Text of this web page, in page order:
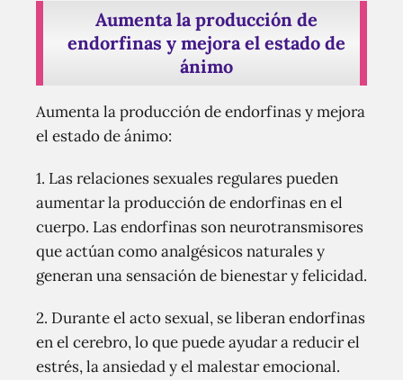
Aumenta la producción de
endorfinas y mejora el estado de
ánimo
Aumenta la producción de endorfinas y mejora
el estado de ánimo:
1. Las relaciones sexuales regulares pueden
aumentar la producción de endorfinas en el
cuerpo. Las endorfinas son neurotransmisores
que actúan como analgésicos naturales y
generan una sensación de bienestar y felicidad.
2. Durante el acto sexual, se liberan endorfinas
en el cerebro, lo que puede ayudar a reducir el
estrés, la ansiedad y el malestar emocional.